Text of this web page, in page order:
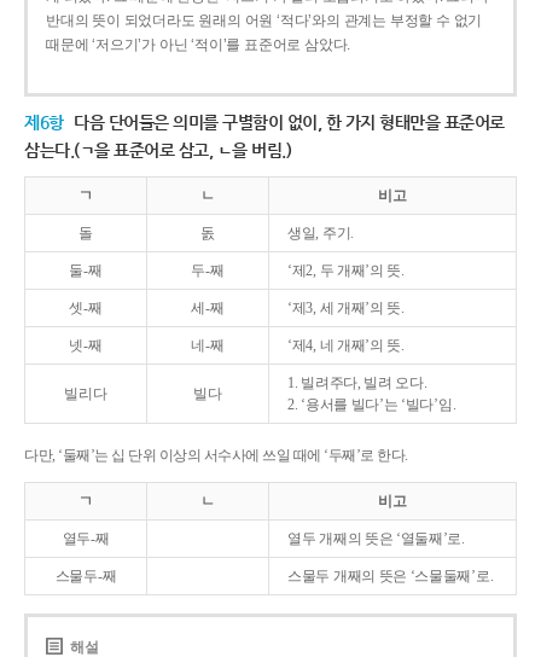
반대의 뜻이 되었더라도 원래의 어원 ‘적다’와의 관계는 부정할 수 없기
때문에 ‘저으기’가 아닌 ‘적이’를 표준어로 삼았다.
제6항 다음 단어들은 의미를 구별함이 없이, 한 가지 형태만을 표준어로
삼는다.(ㄱ을 표준어로 삼고, ㄴ을 버림.)
ㄱ ㄴ 비고
돌 돐 생일, 주기.
둘-째 두-째 ‘제2, 두 개째’의 뜻.
셋-째 세-째 ‘제3, 세 개째’의 뜻.
넷-째 네-째 ‘제4, 네 개째’의 뜻.
빌리다 빌다
1. 빌려주다, 빌려 오다.
2. ‘용서를 빌다’는 ‘빌다’임.
다만, ‘둘째’는 십 단위 이상의 서수사에 쓰일 때에 ‘두째’로 한다.
ㄱ ㄴ 비고
열두-째 열두 개째의 뜻은 ‘열둘째’로.
스물두-째 스물두 개째의 뜻은 ‘스물둘째’로.
해설